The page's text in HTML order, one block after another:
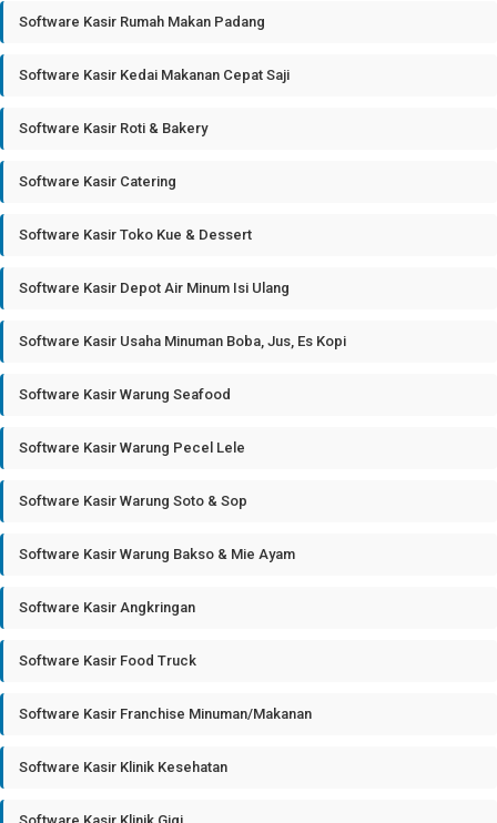
Software Kasir Rumah Makan Padang
Software Kasir Kedai Makanan Cepat Saji
Software Kasir Roti & Bakery
Software Kasir Catering
Software Kasir Toko Kue & Dessert
Software Kasir Depot Air Minum Isi Ulang
Software Kasir Usaha Minuman Boba, Jus, Es Kopi
Software Kasir Warung Seafood
Software Kasir Warung Pecel Lele
Software Kasir Warung Soto & Sop
Software Kasir Warung Bakso & Mie Ayam
Software Kasir Angkringan
Software Kasir Food Truck
Software Kasir Franchise Minuman/Makanan
Software Kasir Klinik Kesehatan